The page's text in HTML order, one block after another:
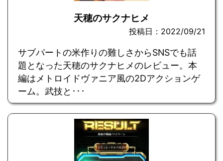
天穂のサクナヒメ
投稿日：2022/09/21
サブパートの米作りの難しさからSNSでも話
題となった天穂のサクナヒメのレビュー。本
編はメトロイドヴァニア風の2Dアクションゲ
ーム。武技と･･･